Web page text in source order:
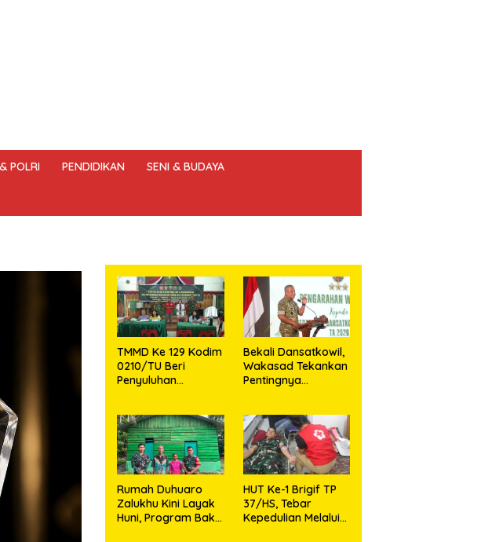
POLRI PENDIDIKAN SENI & BUDAYA
TMMD Ke 129 Kodim
0210/TU Beri
Penyuluhan
Stunting di Desa
Sijarango
Bekali Dansatkowil,
Wakasad Tekankan
Pentingnya
Rumah Duhuaro
Zalukhu Kini Layak
Huni, Program Bakti
HUT Ke-1 Brigif TP
37/HS, Tebar
Kepedulian Melalui